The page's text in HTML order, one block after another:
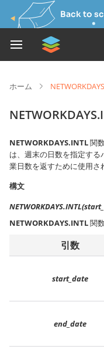
Back to
ホーム
NETWORKDAYS.INTL関
は、週末の日数を指定す
業日数を返すために使用さ
構文
NETWORKDAYS.INTL関
引数
start_date
end_date